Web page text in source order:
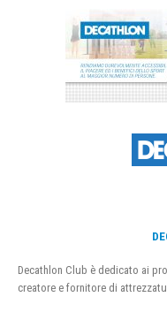
Decathlon Club è dedicato ai
creatore e fornitore di